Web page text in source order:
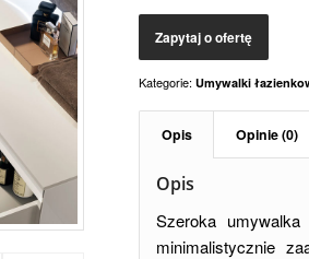
Kategorie: Umywalki
Opis Opinie (0)
Opis
Szeroka
minimalistycznie